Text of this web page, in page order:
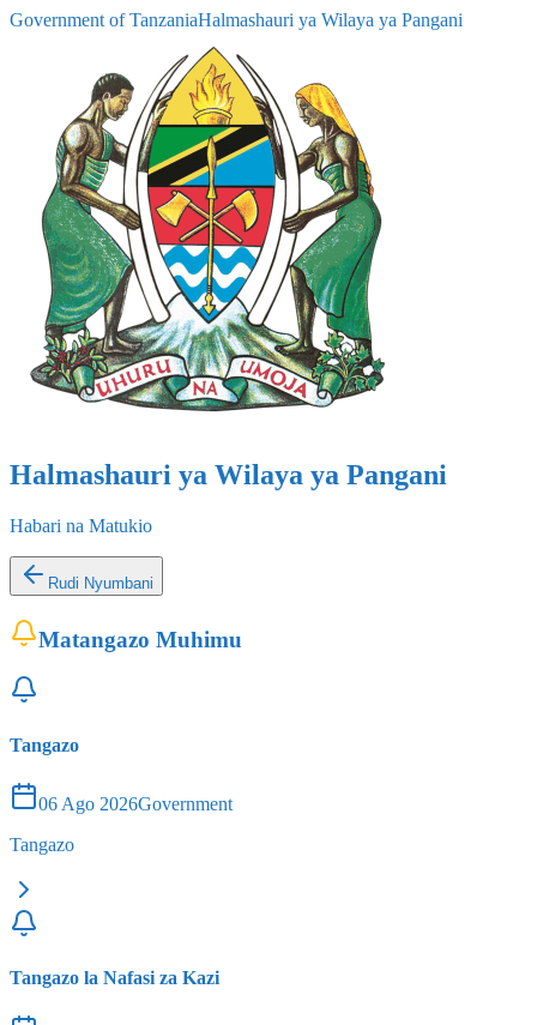
Government of TanzaniaHalmashauri ya Wilaya ya Pangani
Halmashauri ya Wilaya ya Pangani
Habari na Matukio
Rudi Nyumbani
Matangazo Muhimu
Tangazo
06 Ago 2026Government
Tangazo
Tangazo la Nafasi za Kazi